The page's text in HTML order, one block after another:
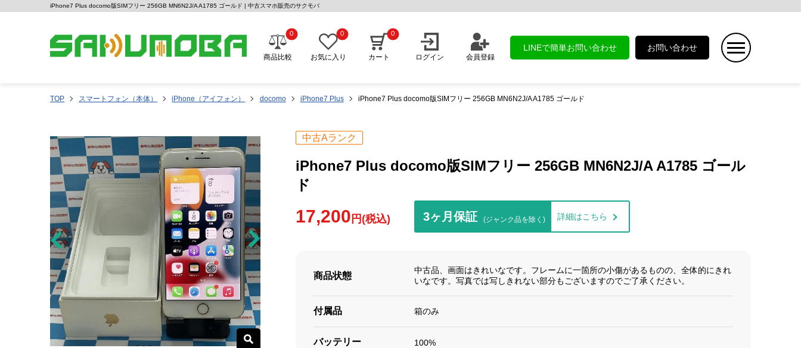
iPhone7 Plus docomo版SIMフリー 256GB MN6N2J/A A1785 ゴールド | 中古スマホ販売のサクモバ
商品比較
0
お気に入り
0
カート
0
ログイン 会員登録
LINEで簡単お問い合わせ お問い合わせ
TOP スマートフォン（本体） iPhone（アイフォン） docomo iPhone7 Plus iPhone7 Plus docomo版SIMフリー 256GB MN6N2J/A A1785 ゴールド
中古Aランク
iPhone7 Plus docomo版SIMフリー 256GB MN6N2J/A A1785 ゴール
ド
17,200 円(税込) 3ヶ月保証 (ジャンク品を除く) 詳細はこちら
商品状態
中古品、画面はきれいなです。フレームに一箇所の小傷があるものの、全体的にきれ
いなです。写真では写しきれない部分もございますのでご了承ください。
付属品 箱のみ
バッテリー 100%